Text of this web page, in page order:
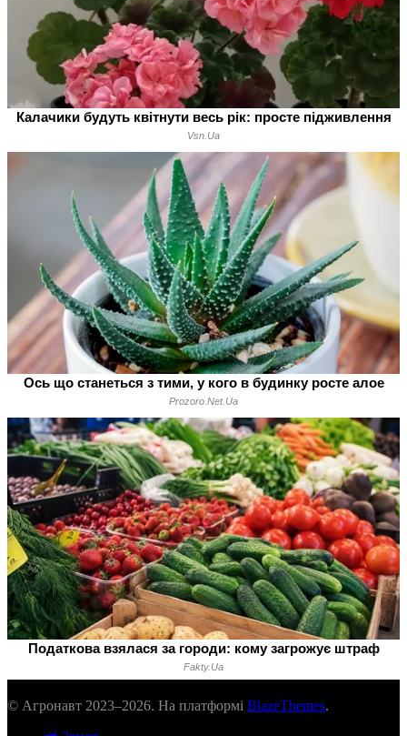
© Агронавт 2023–2026. На платформі BlazeThemes.